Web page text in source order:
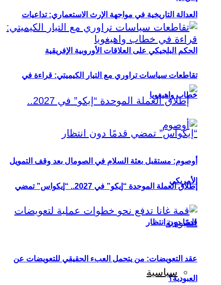
العدالة التاريخية في مواجهة الإرث الاستعماري: تداعيات
الحكم البلجيكي على العلاقات الأوروبية الإفريقية
إطلاق العملة الموحدة “إيكو” في 2027.. “إيكواس” تمضي
قدمًا دون انتظار
سياسية
تقاطعات سياسات تراوري مع التيار الكيميتي: قراءة في
خطاب واهيغويا
أوصوم: مستقبل بعثة السلام في الصومال بعد وقف التمويل
الأمريكي
عقد التعويضات: من يتحمل العبء الحقيقي للتعويضات عن
العبودية؟